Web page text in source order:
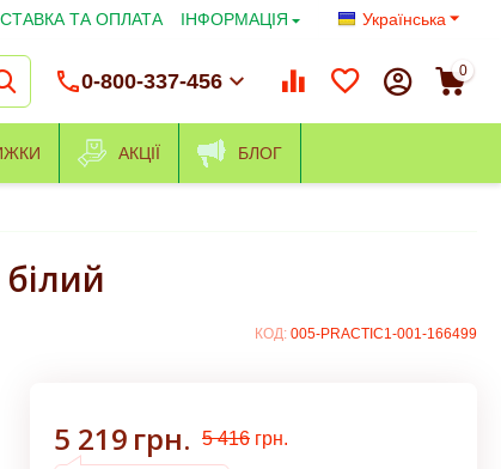
Українська
ТА ОПЛАТА ІНФОРМАЦІЯ
0-800-337-456 0
АКЦІЇ БЛОГ
КОД: 005-PRACTIC1-001-166499
5 219 грн. 5 416 грн.